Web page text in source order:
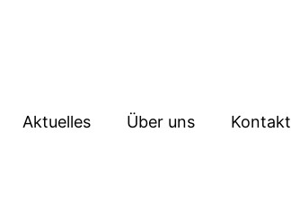
Aktuelles Über uns Kontakt